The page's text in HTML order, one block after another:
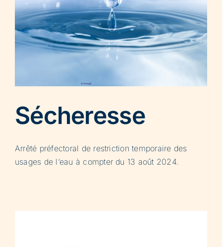
Sécheresse
Arrêté préfectoral de restriction temporaire des
usages de l’eau à compter du 13 août 2024.